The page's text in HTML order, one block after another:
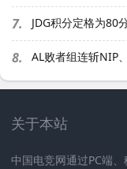
7. JDG积分定格为80
8. AL败者组连斩NIP
关于本站
中国电竞网通过PC端